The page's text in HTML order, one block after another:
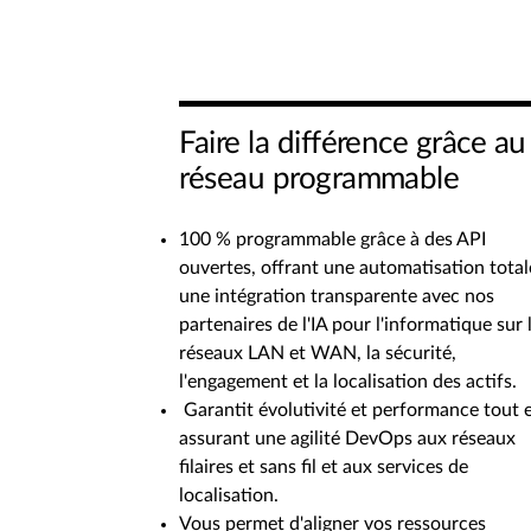
Faire la différence grâce au
réseau programmable
100 % programmable grâce à des API
ouvertes, offrant une automatisation
une intégration transparente avec nos
partenaires de l'IA pour l'informatique sur
réseaux LAN et WAN, la sécurité,
l'engagement et la localisation des actifs.
Garantit évolutivité et performance tout
assurant une agilité DevOps aux réseaux
filaires et sans fil et aux services de
localisation.
Vous permet d'aligner vos ressources